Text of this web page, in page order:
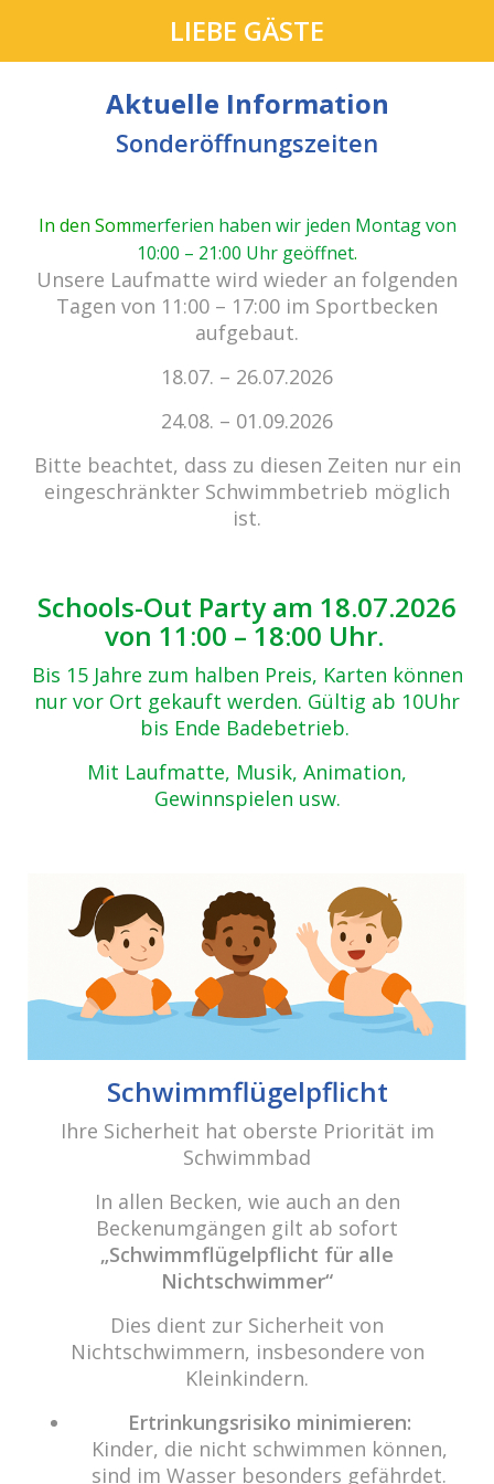
cabrio Senden - das Bad.
Außergewöhnlich, vielfältig!
Kein Einlass bei Gewitter
zu den E-Tickets
Bulderner Str. 15
48308 Senden
Tel.: 0049 (0) 2597 - 93 918 -10
Fax: 0049 (0) 2597 - 93 918 -29
info@cabriosenden.de
Internet:www.cabriosenden.de
Wir freuen uns auf Sie!
Haben Sie Fragen? Wir kümmern uns drum!
Eine Nachricht schreiben
Über das Wasser.
„Das Prinzip aller Dinge ist Wasser; aus Wasser ist
alles, und ins Wasser kehrt alles zurück.“ (Thales von
Copyright 2021 cabrio Senden - All rights reserved
Um unsere Webseite für Sie optimal zu gestalten und fortlaufend
verbessern zu können, verwenden wir Cookies. Durch die weitere
LIEBE GÄSTE
Aktuelle Information
Sonderöffnungszeiten
In den Sommerferien haben wir jeden Montag von
10:00 – 21:00 Uhr geöffnet.
Unsere Laufmatte wird wieder an folgenden
Tagen von 11:00 – 17:00 im Sportbecken
aufgebaut.
18.07. – 26.07.2026
24.08. – 01.09.2026
Bitte beachtet, dass zu diesen Zeiten nur ein
eingeschränkter Schwimmbetrieb möglich
ist.
Schools-Out Party am 18.07.2026
von 11:00 – 18:00 Uhr.
Bis 15 Jahre zum halben Preis, Karten können
nur vor Ort gekauft werden. Gültig ab 10Uhr
bis Ende Badebetrieb.
Mit Laufmatte, Musik, Animation,
Gewinnspielen usw.
Schwimmflügelpflicht
Ihre Sicherheit hat oberste Priorität im
Schwimmbad
In allen Becken, wie auch an den
Beckenumgängen gilt ab sofort
„Schwimmflügelpflicht für alle
Nichtschwimmer“
Dies dient zur Sicherheit von
Nichtschwimmern, insbesondere von
Kleinkindern.
Ertrinkungsrisiko minimieren:
Kinder, die nicht schwimmen können,
sind im Wasser besonders gefährdet.